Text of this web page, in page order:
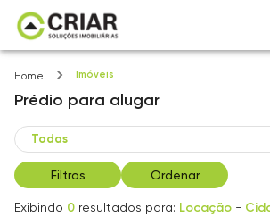
Home Imóveis
Prédio para alugar
Filtros Ordenar
Exibindo 0 resultados para: Locação -